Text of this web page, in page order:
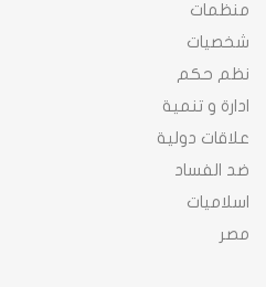
منظمات
شخصيات
نظم حكم
ادارة و تنمية
علاقات دولية
ضد الفساد
اسلاميات
مصر